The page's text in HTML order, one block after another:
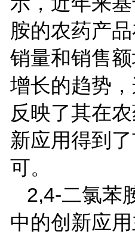
胺的农药产
销量和销售
增长的趋势
反映了其在
新应用得到
可。
2,4-二氯苯
中的创新应